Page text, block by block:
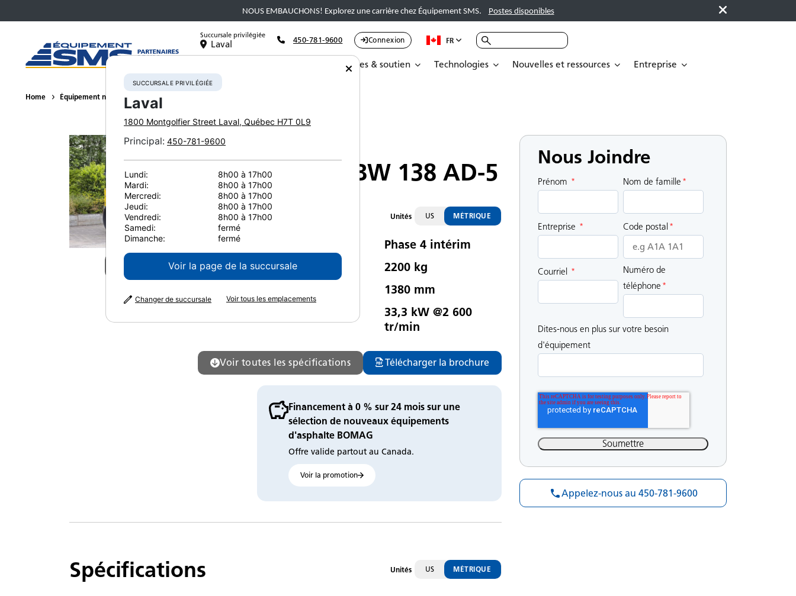
NOUS EMBAUCHONS! Explorez une carrière chez Équipement SMS. Postes disponibles
Succursale privilégiée
Laval 450-781-9600 Connexion FR
Services & soutien Technologies Nouvelles et ressources Entreprise
Home Équipement neuf Compacteurs
Voir la galerie
BOMAG BW 138 AD-5
Unités US MÉTRIQUE
Phase 4 intérim
Poids 2200 kg
1380 mm
33,3 kW @2 600
tr/min
Voir toutes les spécifications Télécharger la brochure
Financement à 0 % sur 24 mois sur une
sélection de nouveaux équipements
d'asphalte BOMAG
Offre valide partout au Canada.
Voir la promotion
Spécifications Unités US MÉTRIQUE
Nous Joindre
Prénom * Nom de famille *
Entreprise * Code postal *
Courriel *
Numéro de
téléphone *
Dites-nous en plus sur votre besoin
d'équipement
Appelez-nous au 450-781-9600
SUCCURSALE PRIVILÉGIÉE
Laval
1800 Montgolfier Street Laval, Québec H7T 0L9
Principal: 450-781-9600
Lundi:
8h00 à 17h00
Mardi:
8h00 à 17h00
Mercredi:
8h00 à 17h00
Jeudi:
8h00 à 17h00
Vendredi:
8h00 à 17h00
Samedi:
fermé
Dimanche:
fermé
Voir la page de la succursale
Changer de succursale Voir tous les emplacements